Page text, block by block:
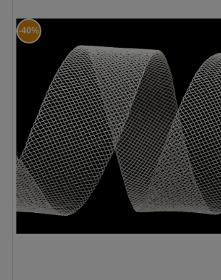
-40%